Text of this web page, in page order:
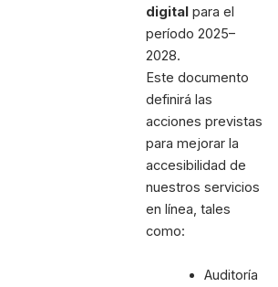
digital para el
período 2025–
2028.
Este documento
definirá las
acciones previstas
para mejorar la
accesibilidad de
nuestros servicios
en línea, tales
como:
Auditoría